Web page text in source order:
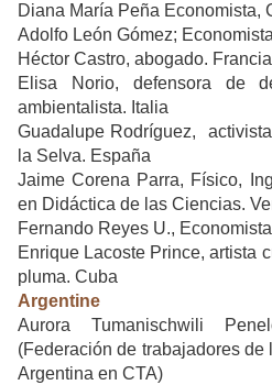
Diana María Peña Economista,
Adolfo León Gómez;
Héctor Castro, abogado. Francia
Elisa Norio, defensora de
ambientalista. Italia
Guadalupe Rodríguez,
la Selva. España
Jaime Corena Parra, Físico,
en Didáctica de las Ciencias.
Fernando Reyes U.,
Enrique Lacoste Prince, artista
pluma. Cuba
Argentine
Aurora Tumanischwili
(Federación de trabajadores
Argentina en CTA)